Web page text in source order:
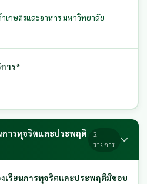
เกษตรและอาหาร มหาวิทยาลัย
าร*
การทุจริตและประพฤติ
2
รายการ
งเรียนการทุจริตและประพฤติมิชอบ